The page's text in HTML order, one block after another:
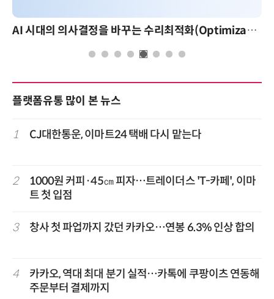
AI 시대의 의사결정을 바꾸는 수리최적화(Optimization): 실제 산업 적용 사례와 활용 전략
플랫폼유통 많이 본 뉴스
1 CJ대한통운, 이마트24 택배 다시 맡는다
2
1000원 커피·45㎝ 피자…트레이더스 'T-카페', 이마
트 첫 입점
3 창사 첫 파업까지 갔던 카카오…연봉 6.3% 인상 합의
4
카카오, 역대 최대 분기 실적…카톡에 쿠팡이츠 연동해
주문부터 결제까지